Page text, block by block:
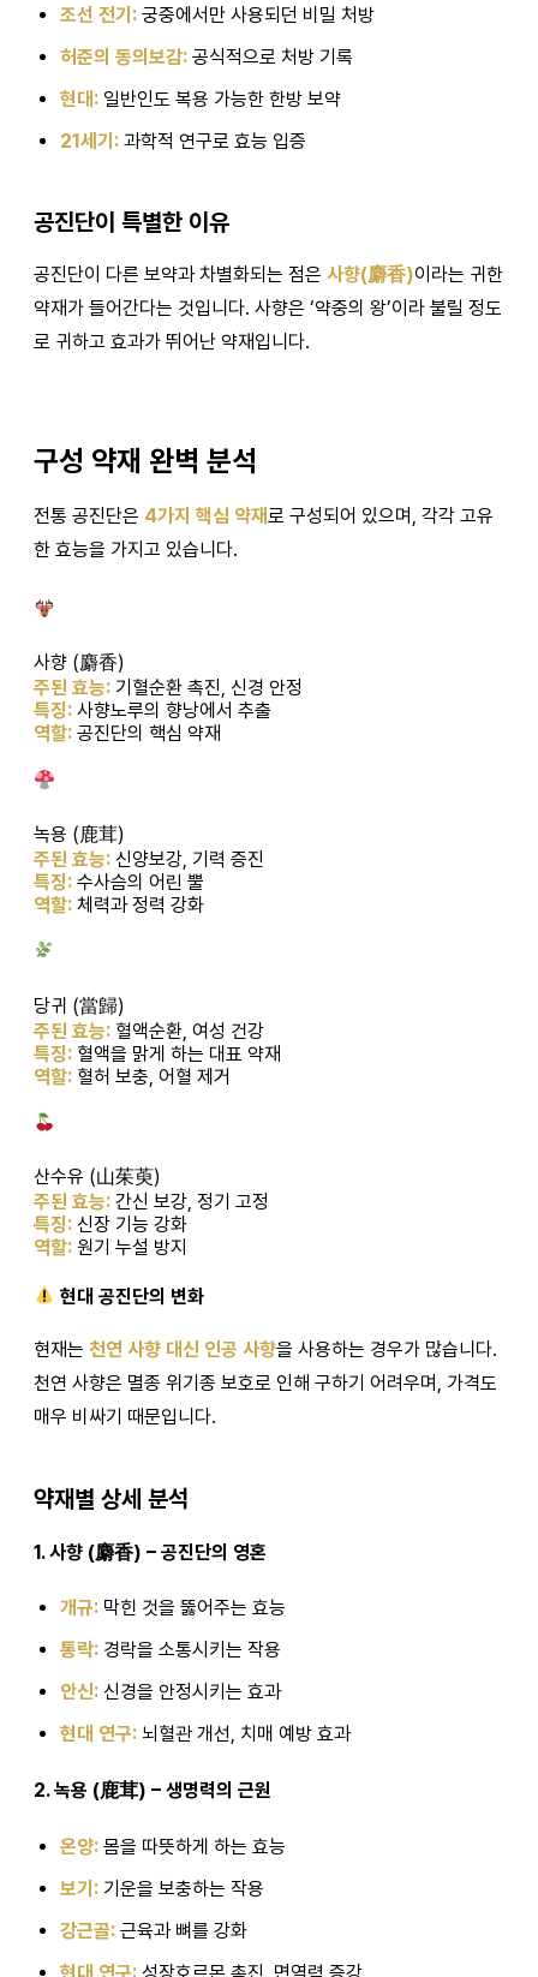
조선 전기: 궁중에서만 사용되던 비밀 처방
허준의 동의보감: 공식적으로 처방 기록
현대: 일반인도 복용 가능한 한방 보약
21세기: 과학적 연구로 효능 입증
공진단이 특별한 이유
공진단이 다른 보약과 차별화되는 점은 사향(麝香)이라는 귀한
약재가 들어간다는 것입니다. 사향은 ‘약중의 왕’이라 불릴 정도
로 귀하고 효과가 뛰어난 약재입니다.
구성 약재 완벽 분석
전통 공진단은 4가지 핵심 약재로 구성되어 있으며, 각각 고유
한 효능을 가지고 있습니다.
사향 (麝香)
주된 효능: 기혈순환 촉진, 신경 안정
특징: 사향노루의 향낭에서 추출
역할: 공진단의 핵심 약재
녹용 (鹿茸)
주된 효능: 신양보강, 기력 증진
특징: 수사슴의 어린 뿔
역할: 체력과 정력 강화
당귀 (當歸)
주된 효능: 혈액순환, 여성 건강
특징: 혈액을 맑게 하는 대표 약재
역할: 혈허 보충, 어혈 제거
산수유 (山茱萸)
주된 효능: 간신 보강, 정기 고정
특징: 신장 기능 강화
역할: 원기 누설 방지
현대 공진단의 변화
현재는 천연 사향 대신 인공 사향을 사용하는 경우가 많습니다.
천연 사향은 멸종 위기종 보호로 인해 구하기 어려우며, 가격도
매우 비싸기 때문입니다.
약재별 상세 분석
1. 사향 (麝香) – 공진단의 영혼
개규: 막힌 것을 뚫어주는 효능
통락: 경락을 소통시키는 작용
안신: 신경을 안정시키는 효과
현대 연구: 뇌혈관 개선, 치매 예방 효과
2. 녹용 (鹿茸) – 생명력의 근원
온양: 몸을 따뜻하게 하는 효능
보기: 기운을 보충하는 작용
강근골: 근육과 뼈를 강화